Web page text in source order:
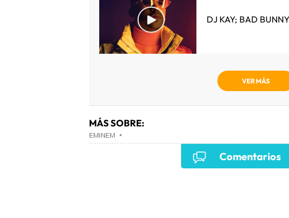
DJ KAY; BAD
VER MÁS
MÁS SOBRE:
EMINEM•
Comentarios